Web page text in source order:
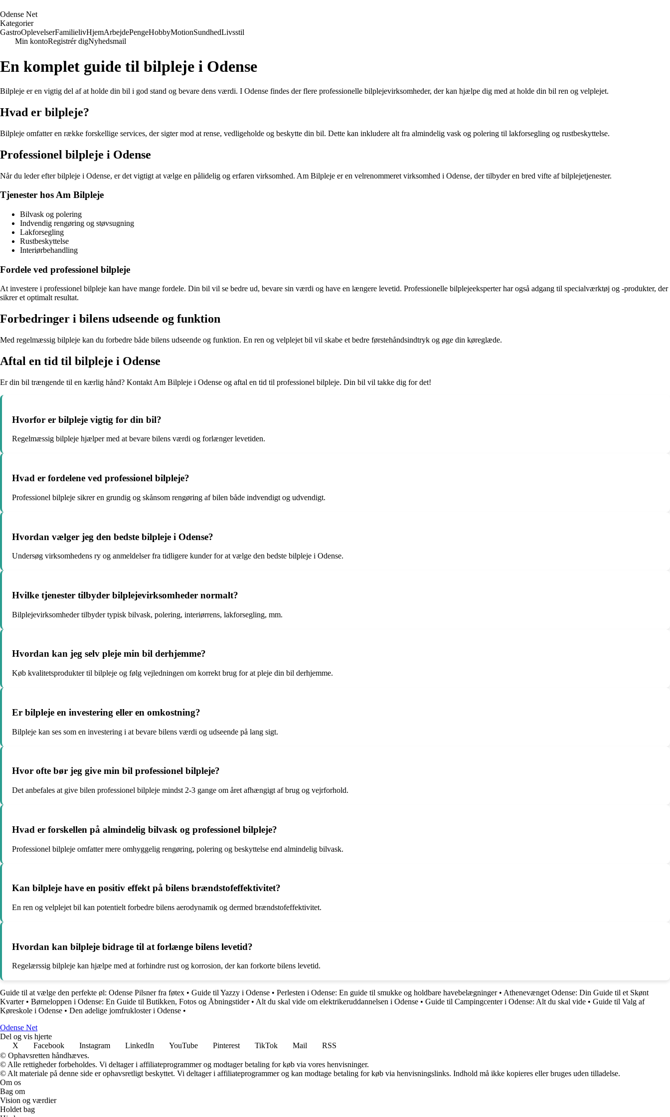
Odense Net
Kategorier
GastroOplevelserFamilielivHjemArbejdePengeHobbyMotionSundhedLivsstil
Min kontoRegistrér digNyhedsmail
En komplet guide til bilpleje i Odense
Bilpleje er en vigtig del af at holde din bil i god stand og bevare dens værdi. I Odense findes der flere professionelle bilplejevirksomheder, der kan hjælpe dig med at holde din bil ren og velplejet.
Hvad er bilpleje?
Bilpleje omfatter en række forskellige services, der sigter mod at rense, vedligeholde og beskytte din bil. Dette kan inkludere alt fra almindelig vask og polering til lakforsegling og rustbeskyttelse.
Professionel bilpleje i Odense
Når du leder efter bilpleje i Odense, er det vigtigt at vælge en pålidelig og erfaren virksomhed. Am Bilpleje er en velrenommeret virksomhed i Odense, der tilbyder en bred vifte af bilplejetjenester.
Tjenester hos Am Bilpleje
Bilvask og polering
Indvendig rengøring og støvsugning
Lakforsegling
Rustbeskyttelse
Interiørbehandling
Fordele ved professionel bilpleje
At investere i professionel bilpleje kan have mange fordele. Din bil vil se bedre ud, bevare sin værdi og have en længere levetid. Professionelle bilplejeeksperter har også adgang til specialværktøj og -produkter, der
sikrer et optimalt resultat.
Forbedringer i bilens udseende og funktion
Med regelmæssig bilpleje kan du forbedre både bilens udseende og funktion. En ren og velplejet bil vil skabe et bedre førstehåndsindtryk og øge din køreglæde.
Aftal en tid til bilpleje i Odense
Er din bil trængende til en kærlig hånd? Kontakt Am Bilpleje i Odense og aftal en tid til professionel bilpleje. Din bil vil takke dig for det!
Hvorfor er bilpleje vigtig for din bil?
Regelmæssig bilpleje hjælper med at bevare bilens værdi og forlænger levetiden.
Hvad er fordelene ved professionel bilpleje?
Professionel bilpleje sikrer en grundig og skånsom rengøring af bilen både indvendigt og udvendigt.
Hvordan vælger jeg den bedste bilpleje i Odense?
Undersøg virksomhedens ry og anmeldelser fra tidligere kunder for at vælge den bedste bilpleje i Odense.
Hvilke tjenester tilbyder bilplejevirksomheder normalt?
Bilplejevirksomheder tilbyder typisk bilvask, polering, interiørrens, lakforsegling, mm.
Hvordan kan jeg selv pleje min bil derhjemme?
Køb kvalitetsprodukter til bilpleje og følg vejledningen om korrekt brug for at pleje din bil derhjemme.
Er bilpleje en investering eller en omkostning?
Bilpleje kan ses som en investering i at bevare bilens værdi og udseende på lang sigt.
Hvor ofte bør jeg give min bil professionel bilpleje?
Det anbefales at give bilen professionel bilpleje mindst 2-3 gange om året afhængigt af brug og vejrforhold.
Hvad er forskellen på almindelig bilvask og professionel bilpleje?
Professionel bilpleje omfatter mere omhyggelig rengøring, polering og beskyttelse end almindelig bilvask.
Kan bilpleje have en positiv effekt på bilens brændstofeffektivitet?
En ren og velplejet bil kan potentielt forbedre bilens aerodynamik og dermed brændstofeffektivitet.
Hvordan kan bilpleje bidrage til at forlænge bilens levetid?
Regelærssig bilpleje kan hjælpe med at forhindre rust og korrosion, der kan forkorte bilens levetid.
Guide til at vælge den perfekte øl: Odense Pilsner fra føtex • Guide til Yazzy i Odense • Perlesten i Odense: En guide til smukke og holdbare havebelægninger• Athenevænget Odense: Din Guide til et Skønt
Kvarter• Børneloppen i Odense: En Guide til Butikken, Fotos og Åbningstider• Alt du skal vide om elektrikeruddannelsen i Odense • Guide til Campingcenter i Odense: Alt du skal vide • Guide til Valg af
Køreskole i Odense • Den adelige jomfrukloster i Odense •
Odense Net
Del og vis hjerte
X
Facebook Instagram LinkedIn YouTube Pinterest TikTok Mail
RSS
© Ophavsretten håndhæves.
© Alle rettigheder forbeholdes. Vi deltager i affiliateprogrammer og modtager betaling for køb via vores henvisninger.
© Alt materiale på denne side er ophavsretligt beskyttet. Vi deltager i affiliateprogrammer og kan modtage betaling for køb via henvisningslinks. Indhold må ikke kopieres eller bruges uden tilladelse.
Om os
Bag om
Vision og værdier
Holdet bag